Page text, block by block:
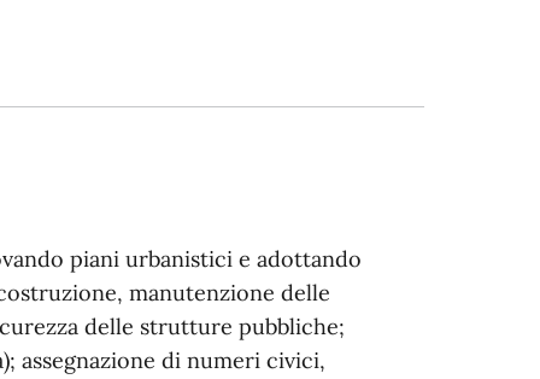
piani urbanistici e adottando
manutenzione delle
delle strutture pubbliche;
assegnazione di numeri civici,